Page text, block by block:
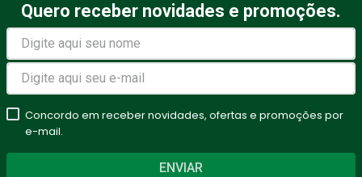
Avalie o produto de 1 a 5
estrelas
★★★★★
Seu nome
Quero receber novidades e promoções.
Concordo em receber novidades, ofertas e promoções por
e-mail.
ENVIAR